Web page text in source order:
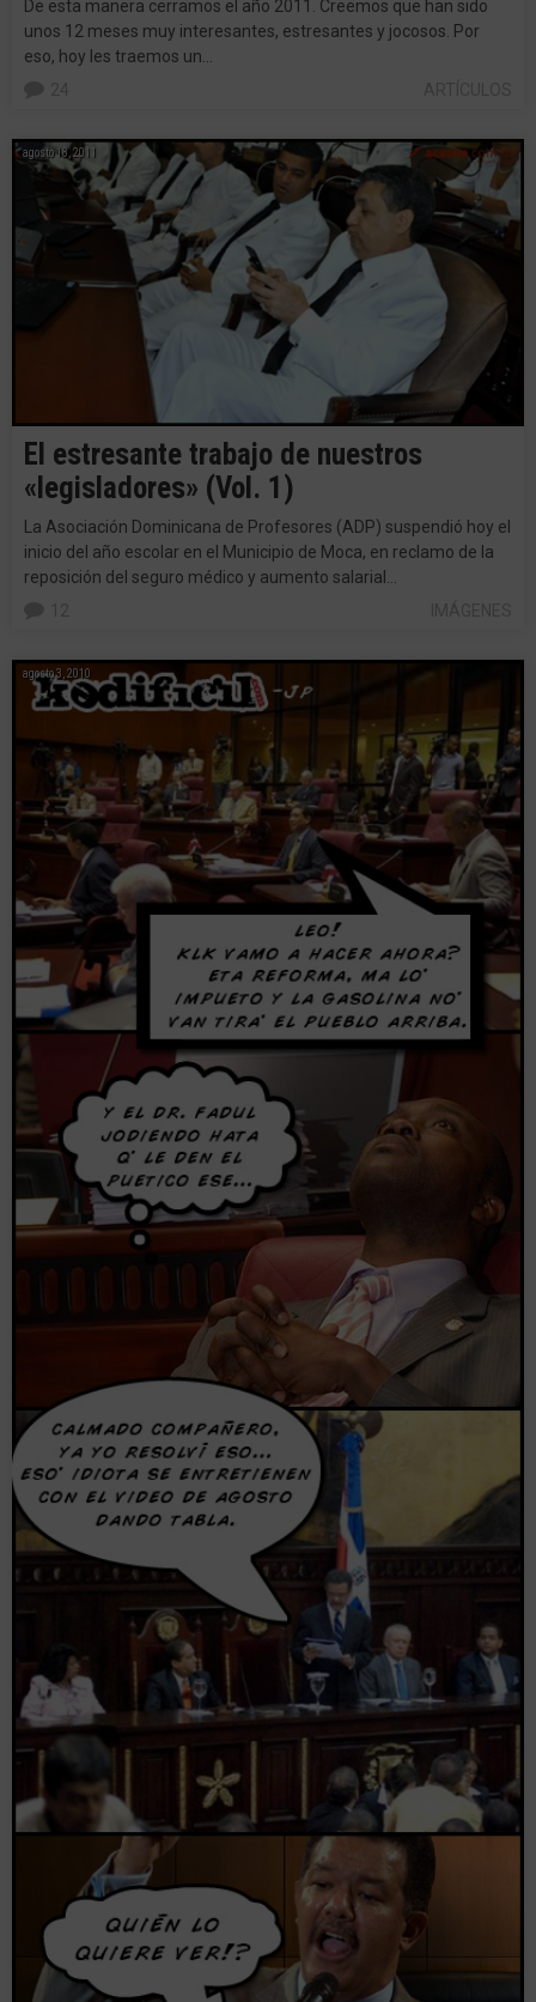
De esta manera cerramos el año 2011. Creemos que han sido
unos 12 meses muy interesantes, estresantes y jocosos. Por
eso, hoy les traemos un…
agosto 18, 2011
El estresante trabajo de nuestros
«legisladores» (Vol. 1)
La Asociación Dominicana de Profesores (ADP) suspendió hoy el
inicio del año escolar en el Municipio de Moca, en reclamo de la
reposición del seguro médico y aumento salarial…
agosto 3, 2010